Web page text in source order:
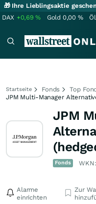
🎁 Ihre Lieblingsaktie
DAX +0,69% Gold 0,00 %
Startseite Fonds
Top
JPM Multi-Manager
JPM
Fonds
Alarme
einrichten
Zur